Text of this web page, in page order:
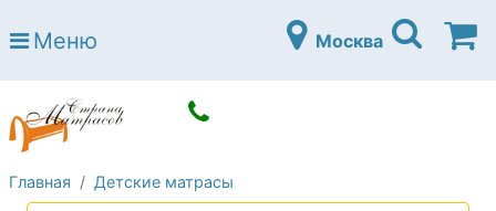
Страна матрасов
Open submenu (Матрасы)
Open submenu (Кровати)
Кровати
Open submenu (Аксессуары)
Open submenu (Диваны)
Диваны
Меню Москва
Главная Детские матрасы